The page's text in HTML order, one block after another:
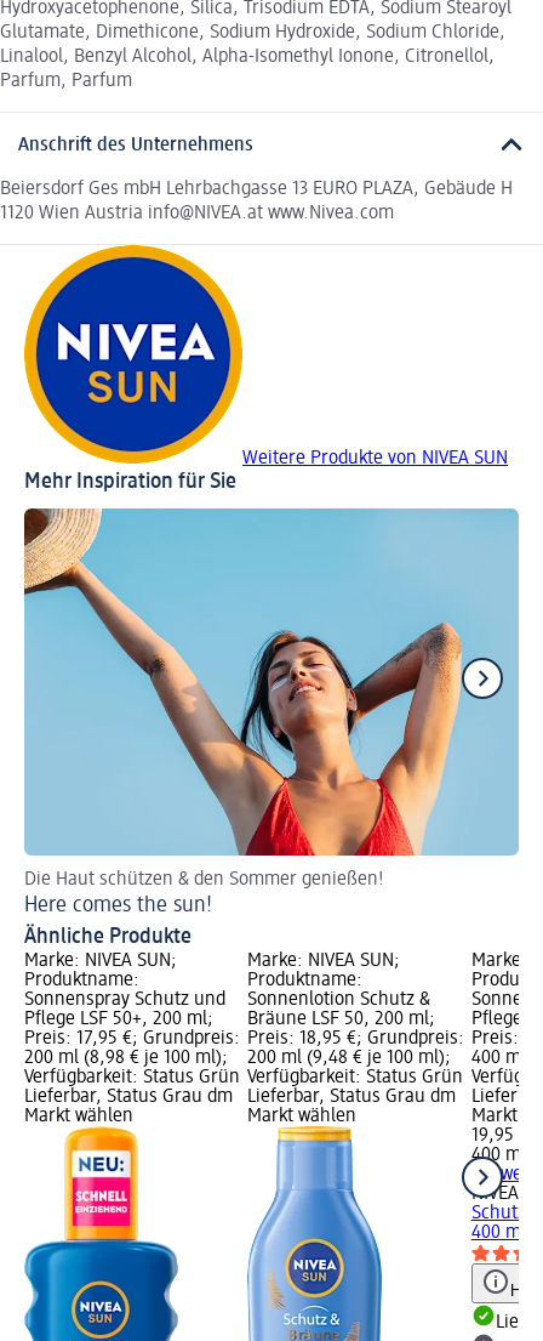
Hydroxyacetophenone, Silica, Trisodium EDTA, Sodium Stearoyl
Glutamate, Dimethicone, Sodium Hydroxide, Sodium Chloride,
Linalool, Benzyl Alcohol, Alpha-Isomethyl Ionone, Citronellol,
Parfum, Parfum
Anschrift des Unternehmens
Beiersdorf Ges mbH Lehrbachgasse 13 EURO PLAZA, Gebäude H
1120 Wien Austria info@NIVEA.at www.Nivea.com
Weitere Produkte von NIVEA SUN
Mehr Inspiration für Sie
Die Haut schützen & den Sommer genießen!
Here comes the sun!
Ähnliche Produkte
Marke: NIVEA SUN;
Produktname:
Sonnenspray Schutz und
Pflege LSF 50+, 200 ml;
Preis: 17,95 €; Grundpreis:
200 ml (8,98 € je 100 ml);
Verfügbarkeit: Status Grün
Lieferbar, Status Grau dm
Markt wählen
Marke: NIVEA SUN;
Produktname:
Sonnenlotion Schutz &
Bräune LSF 50, 200 ml;
Preis: 18,95 €; Grundpreis:
200 ml (9,48 € je 100 ml);
Verfügbarkeit: Status Grün
Lieferbar, Status Grau dm
Markt wählen
Marke:
Pflege
Preis:
400 ml
Markt
19,95 €
400 ml
+ 2
NIVEA
Schutz
400 ml